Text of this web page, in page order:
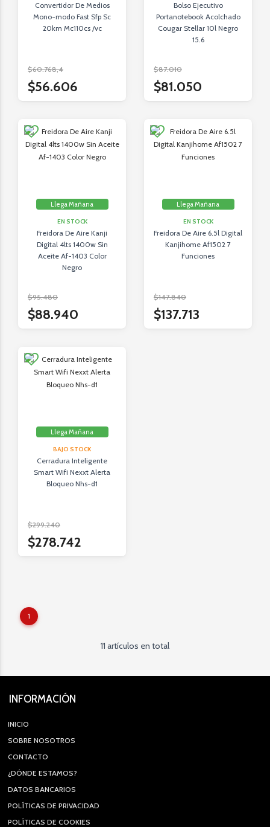
Convertidor De Medios
Mono-modo Fast Sfp Sc
20km Mc110cs /vc
$60.768,4
$56.606
Bolso Ejecutivo
Portanotebook Acolchado
Cougar Stellar 10l Negro
15.6
$87.010
$81.050
Llega Mañana
EN STOCK
Freidora De Aire Kanji
Digital 4lts 1400w Sin
Aceite Af-1403 Color
Negro
$95.480
$88.940
Llega Mañana
EN STOCK
Freidora De Aire 6.5l Digital
Kanjihome Af1502 7
Funciones
$147.840
$137.713
Llega Mañana
BAJO STOCK
Cerradura Inteligente
Smart Wifi Nexxt Alerta
Bloqueo Nhs-d1
$299.240
$278.742
1
11 artículos en total
INFORMACIÓN
INICIO
SOBRE NOSOTROS
CONTACTO
¿DÓNDE ESTAMOS?
DATOS BANCARIOS
POLÍTICAS DE PRIVACIDAD
POLÍTICAS DE COOKIES